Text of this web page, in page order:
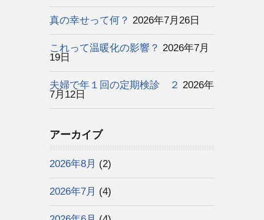
真の幸せって何？ 2026年7月26日
これって温暖化の影響？ 2026年7月
19日
夫婦で年１回の定期検診 ２ 2026年
7月12日
アーカイブ
2026年8月 (2)
2026年7月 (4)